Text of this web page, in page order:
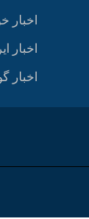
اخبار
اخبار
اخبار